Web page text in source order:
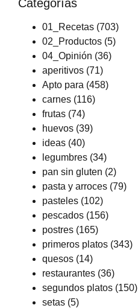
Categorías
01_Recetas (703)
02_Productos (5)
04_Opinión (36)
aperitivos (71)
Apto para (458)
carnes (116)
frutas (74)
huevos (39)
ideas (40)
legumbres (34)
pan sin gluten (2)
pasta y arroces (79)
pasteles (102)
pescados (156)
postres (165)
primeros platos (343)
quesos (14)
restaurantes (36)
segundos platos (150)
setas (5)